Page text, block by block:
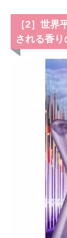
［2］世
される香り